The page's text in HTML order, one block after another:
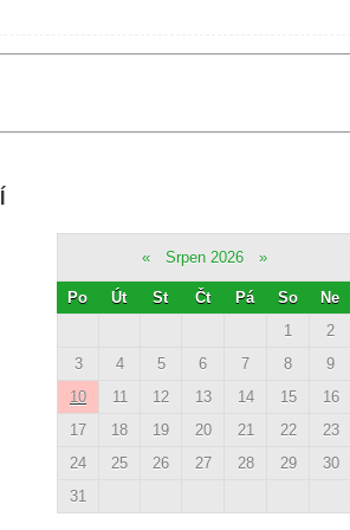
« Srpen 2026 »
Po Út St Čt Pá So
Ne
1
2
3
4 5 6 7 8
9
10
11 12 13 14 15
16
17
18 19 20 21 22
23
24
25 26 27 28 29
30
31